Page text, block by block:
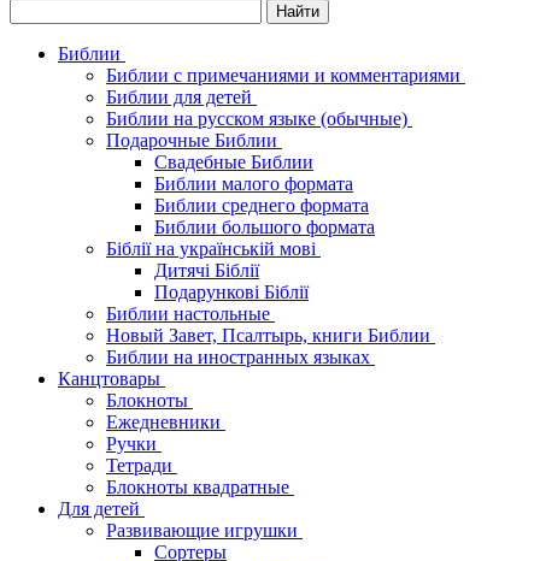
Библии
Библии с примечаниями и комментариями
Библии для детей
Библии на русском языке (обычные)
Подарочные Библии
Свадебные Библии
Библии малого формата
Библии среднего формата
Библии большого формата
Біблії на українській мові
Дитячі Біблії
Подарункові Біблії
Библии настольные
Новый Завет, Псалтырь, книги Библии
Библии на иностранных языках
Канцтовары
Блокноты
Ежедневники
Ручки
Тетради
Блокноты квадратные
Для детей
Развивающие игрушки
Сортеры